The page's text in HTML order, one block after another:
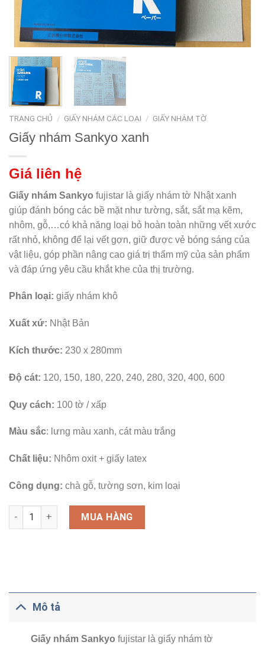
TRANG CHỦ / GIẤY NHÁM CÁC LOẠI / GIẤY NHÁM TỜ
Giấy nhám Sankyo xanh
Giá liên hệ
Giấy nhám Sankyo fujistar là giấy nhám tờ Nhật xanh
giúp đánh bóng các bề mặt như tường, sắt, sắt mạ kẽm,
nhôm, gỗ,…có khả năng loại bỏ hoàn toàn những vết xước
rất nhỏ, không để lại vết gợn, giữ được vẻ bóng sáng của
vật liệu, góp phần nâng cao giá trị thẩm mỹ của sản phẩm
và đáp ứng yêu cầu khắt khe của thị trường.
Phân loại: giấy nhám khô
Xuất xứ: Nhật Bản
Kích thước: 230 x 280mm
Độ cát: 120, 150, 180, 220, 240, 280, 320, 400, 600
Quy cách: 100 tờ / xấp
Màu sắc: lưng màu xanh, cát màu trắng
Chất liệu: Nhôm oxit + giấy latex
Công dụng: chà gỗ, tường sơn, kim loại
Số lượng MUA HÀNG
Mô tả
Giấy nhám Sankyo fujistar là giấy nhám tờ